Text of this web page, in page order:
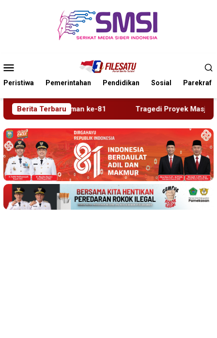
Mobile
Peristiwa Pemerintahan Pendidikan Sosial Parekraf
Berita Terbaru
Proyek Masjid MIN 5 Madiun: Satu Nyawa Melayang,